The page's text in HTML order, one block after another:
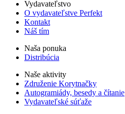
Vydavateľstvo
O vydavateľstve Perfekt
Kontakt
Náš tím
Naša ponuka
Distribúcia
Naše aktivity
Združenie Korytnačky
Autogramiády, besedy a čítanie
Vydavateľské súťaže